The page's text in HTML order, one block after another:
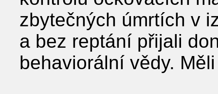
zbytečných úmrtích v
a bez reptání přijali
behaviorální vědy.